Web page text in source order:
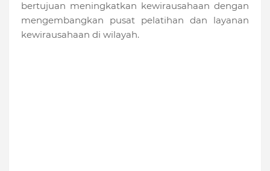
bertujuan meningkatkan kewirausahaan dengan
mengembangkan pusat pelatihan dan layanan
kewirausahaan di wilayah.